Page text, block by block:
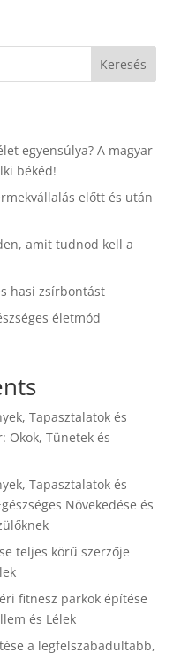
Keresés
egyensúlya? A magyar
békéd!
előtt és után
amit tudnod kell a
hasi zsírbontást
életmód
Tapasztalatok és
Okok, Tünetek és
Tapasztalatok és
Növekedése és
teljes körű szerzője
fitnesz parkok építése
és Lélek
a legfelszabadultabb,